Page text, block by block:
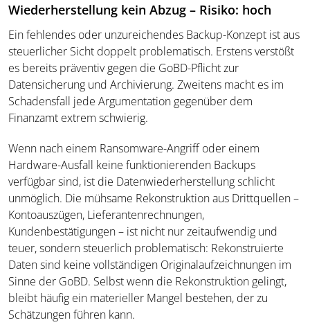
Wiederherstellung kein Abzug – Risiko: hoch
Ein fehlendes oder unzureichendes Backup-Konzept ist aus
steuerlicher Sicht doppelt problematisch. Erstens verstößt
es bereits präventiv gegen die GoBD-Pflicht zur
Datensicherung und Archivierung. Zweitens macht es im
Schadensfall jede Argumentation gegenüber dem
Finanzamt extrem schwierig.
Wenn nach einem Ransomware-Angriff oder einem
Hardware-Ausfall keine funktionierenden Backups
verfügbar sind, ist die Datenwiederherstellung schlicht
unmöglich. Die mühsame Rekonstruktion aus Drittquellen –
Kontoauszügen, Lieferantenrechnungen,
Kundenbestätigungen – ist nicht nur zeitaufwendig und
teuer, sondern steuerlich problematisch: Rekonstruierte
Daten sind keine vollständigen Originalaufzeichnungen im
Sinne der GoBD. Selbst wenn die Rekonstruktion gelingt,
bleibt häufig ein materieller Mangel bestehen, der zu
Schätzungen führen kann.